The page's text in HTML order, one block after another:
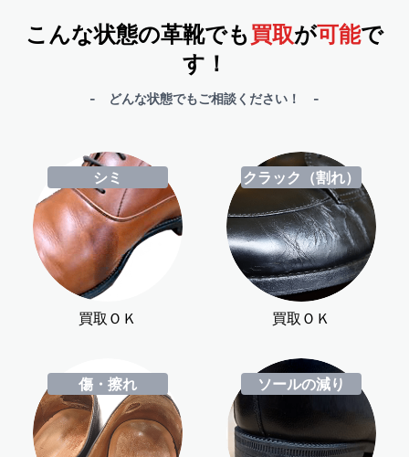
こんな状態の革靴でも買取が可能で
す！
- どんな状態でもご相談ください！ -
シミ
買取ＯＫ
クラック（割れ）
買取ＯＫ
傷・擦れ ソールの減り